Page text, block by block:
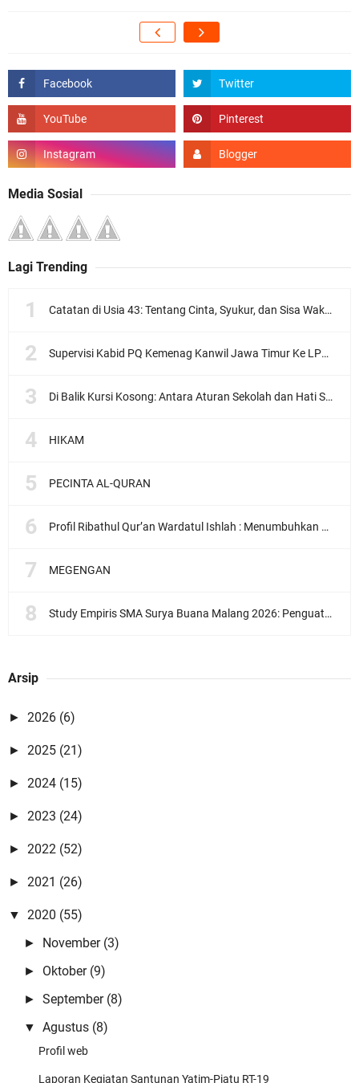
Media Sosial
Lagi Trending
Catatan di Usia 43: Tentang Cinta, Syukur, dan Sisa Waktu Kita
Supervisi Kabid PQ Kemenag Kanwil Jawa Timur Ke LPQ Wardatul Ishlah
Di Balik Kursi Kosong: Antara Aturan Sekolah dan Hati Seorang Murid
HIKAM
PECINTA AL-QURAN
Profil Ribathul Qur’an Wardatul Ishlah : Menumbuhkan Generasi Qur’ani yang Berkarakter dan Berdaya Guna
MEGENGAN
Study Empiris SMA Surya Buana Malang 2026: Penguatan Pembelajaran Aktif dan Menyenangkan
Arsip
► 2026 (6)
► 2025 (21)
► 2024 (15)
► 2023 (24)
► 2022 (52)
► 2021 (26)
▼ 2020 (55)
► November (3)
► Oktober (9)
►September (8)
▼ Agustus (8)
Profil web
Laporan Kegiatan Santunan Yatim-Piatu RT-19